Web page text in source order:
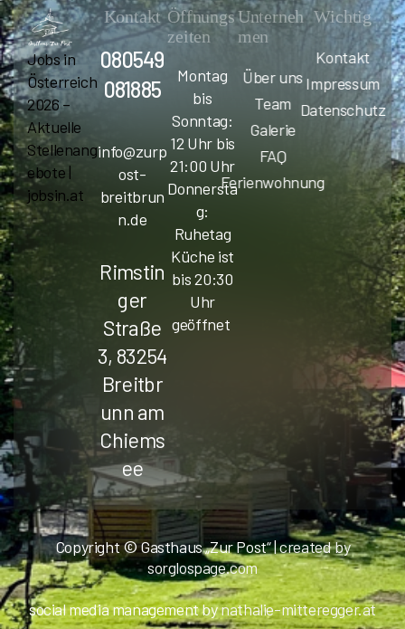
Jobs in
Österreich
2026 –
Aktuelle
Stellenang
ebote |
jobsin.at
Kontakt
080549
081885
info@zurp
ost-
breitbrun
n.de
Rimstin
ger
Straße
3, 83254
Breitbr
unn am
Chiems
ee
Öffnungs
zeiten
Montag
bis
Sonntag:
12 Uhr bis
21:00 Uhr
Donnersta
g:
Ruhetag
Küche ist
bis 20:30
Uhr
geöffnet
Unterneh
men
Über uns
Team
Galerie
FAQ
Ferienwohnung
Wichtig
Kontakt
Impressum
Datenschutz
Copyright © Gasthaus „Zur Post“ |created by
sorglospage.com
social media management bynathalie-mitteregger.at